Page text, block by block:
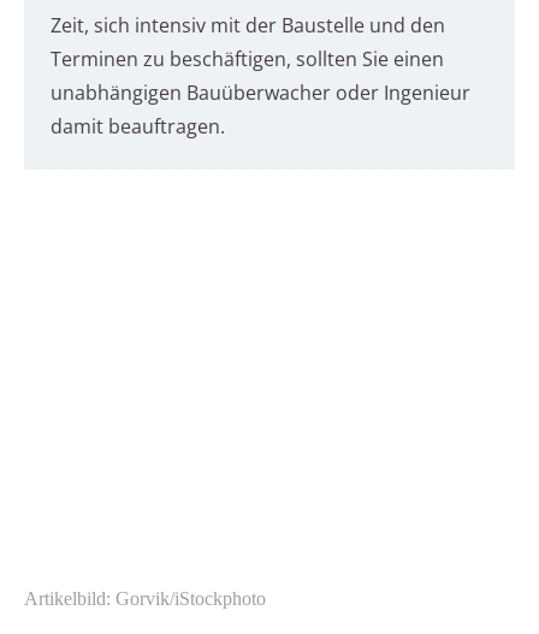
Zeit, sich intensiv mit der Baustelle und den
Terminen zu beschäftigen, sollten Sie einen
unabhängigen Bauüberwacher oder Ingenieur
damit beauftragen.
Artikelbild: Gorvik/iStockphoto